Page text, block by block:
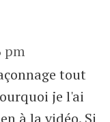
pm
tout
je l'ai
à la vidéo. Si